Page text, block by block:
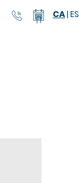
93 805 04
CA| ES